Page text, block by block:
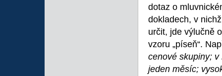
dotaz o
dokladech, v
určit, jde výlučně
vzoru „píseň“.
cenové skupiny;
jeden měsíc;